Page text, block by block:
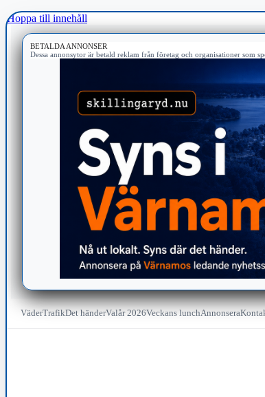
Hoppa till innehåll
BETALDA ANNONSER
Dessa annonsytor är betald reklam från företag och organisationer som
VäderTrafikDet händerValår 2026Veckans lunchAnnonsera